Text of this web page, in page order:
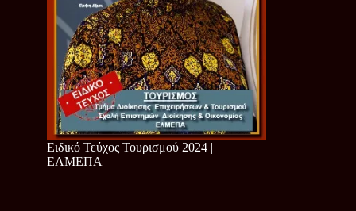
Ειδικό Τεύχος Τουρισμού 2024 |
ΕΛΜΕΠΑ